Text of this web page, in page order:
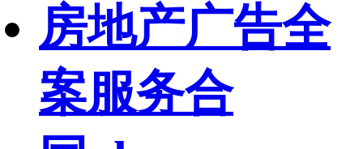
房地产广告全
案服务合